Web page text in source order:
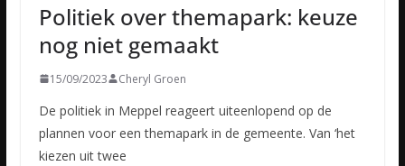
Politiek over themapark: keuze
nog niet gemaakt
15/09/2023 Cheryl Groen
De politiek in Meppel reageert uiteenlopend op de
plannen voor een themapark in de gemeente. Van ‘het
kiezen uit twee